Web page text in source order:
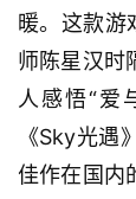
暖。这款游
师陈星汉时
人感悟“爱
《Sky光遇
佳作在国内